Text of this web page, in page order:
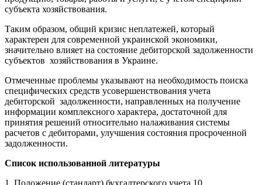
субъекта хозяйствования.
Таким образом, общий кризис неплатежей, который
характерен для современной украинской экономики,
значительно влияет на состояние дебиторской задолженности
субъектов хозяйствования в Украине.
Отмеченные проблемы указывают на необходимость поиска
специфических средств усовершенствования учета
дебиторской задолженности, направленных на получение
информации комплексного характера, достаточной для
принятия решений относительно налаживания системы
расчетов с дебиторами, улучшения состояния просроченной
задолженности.
Список использованной литературы
1. Положение (стандарт) бухгалтерского учета 10